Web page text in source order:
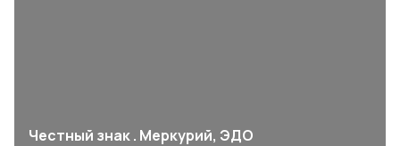
Честный знак . Меркурий, ЭДО